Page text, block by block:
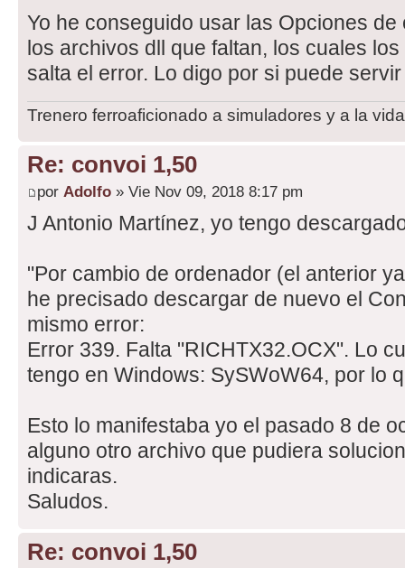
Yo he conseguido usar las Opciones
los archivos dll que faltan, los cuales
salta el error. Lo digo por si puede
Trenero ferroaficionado a simuladores y a la
Re: convoi 1,50
por Adolfo » Vie Nov 09, 2018 8:17 pm
J Antonio Martínez, yo tengo
"Por cambio de ordenador (el anterior
he precisado descargar de nuevo el
mismo error:
Error 339. Falta "RICHTX32.OCX". Lo
tengo en Windows: SySWoW64, por lo
Esto lo manifestaba yo el pasado 8 de
alguno otro archivo que pudiera
indicaras.
Saludos.
Re: convoi 1,50